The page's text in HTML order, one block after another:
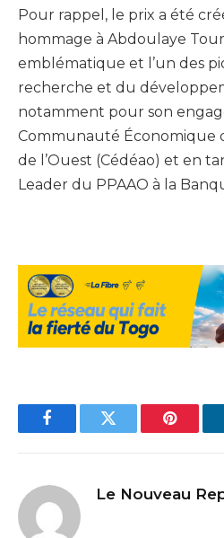
Pour rappel, le prix a été
hommage à Abdoulaye
emblématique et l’un des
recherche et du
notamment pour son
Communauté Économique
de l’Ouest (Cédéao) et en
Leader du PPAAO à la
FacebookTwitter
Le Nouveau